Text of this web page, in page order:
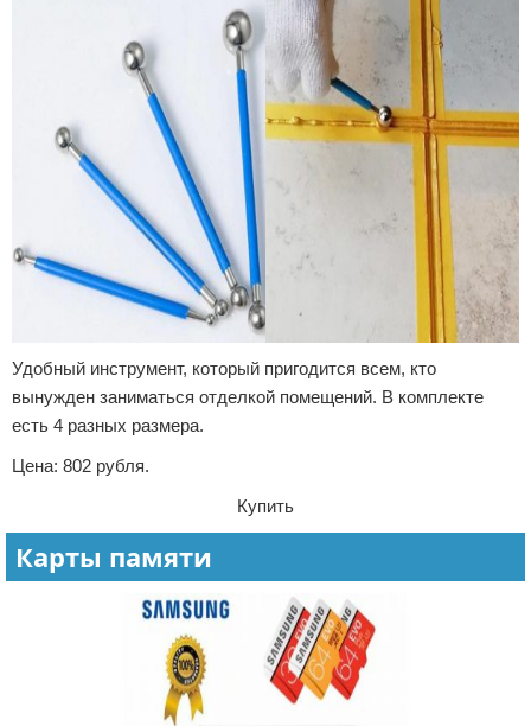
Удобный инструмент, который пригодится всем, кто
вынужден заниматься отделкой помещений. В комплекте
есть 4 разных размера.
Цена: 802 рубля.
Купить
Карты памяти